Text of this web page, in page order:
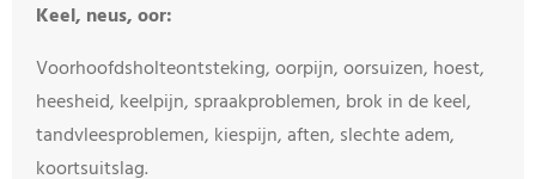
Keel, neus, oor:
Voorhoofdsholteontsteking, oorpijn, oorsuizen, hoest,
heesheid, keelpijn, spraakproblemen, brok in de keel,
tandvleesproblemen, kiespijn, aften, slechte adem,
koortsuitslag.